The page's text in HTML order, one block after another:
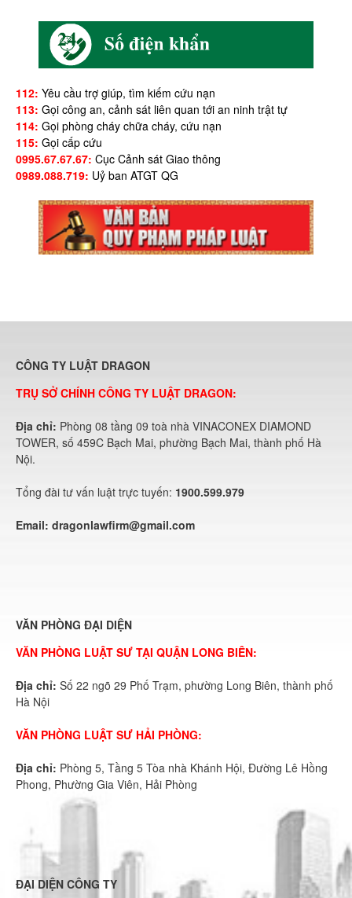
112: Yêu cầu trợ giúp, tìm kiếm cứu nạn
113: Gọi công an, cảnh sát liên quan tới an ninh trật tự
114: Gọi phòng cháy chữa cháy, cứu nạn
115: Gọi cấp cứu
0995.67.67.67: Cục Cảnh sát Giao thông
0989.088.719: Uỷ ban ATGT QG
CÔNG TY LUẬT DRAGON
TRỤ SỞ CHÍNH CÔNG TY LUẬT DRAGON:
Địa chỉ: Phòng 08 tầng 09 toà nhà VINACONEX DIAMOND
TOWER, số 459C Bạch Mai, phường Bạch Mai, thành phố Hà
Nội.
Tổng đài tư vấn luật trực tuyến: 1900.599.979
Email: dragonlawfirm@gmail.com
VĂN PHÒNG ĐẠI DIỆN
VĂN PHÒNG LUẬT SƯ TẠI QUẬN LONG BIÊN:
Địa chỉ: Số 22 ngõ 29 Phố Trạm, phường Long Biên, thành phố
Hà Nội
VĂN PHÒNG LUẬT SƯ HẢI PHÒNG:
Địa chỉ: Phòng 5, Tầng 5 Tòa nhà Khánh Hội, Đường Lê Hồng
Phong, Phường Gia Viên, Hải Phòng
ĐẠI DIỆN CÔNG TY